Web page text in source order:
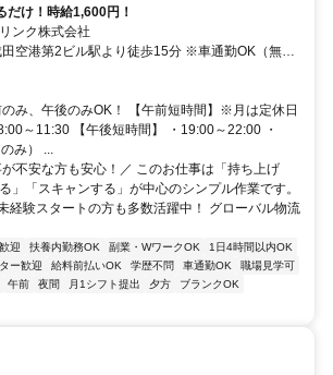
だけ！時給1,600円！
ンク株式会社
空港第2ビル駅より徒歩15分 ※車通勤OK（無料
み、午後のみOK！ 【午前短時間】※月は定休日
～11:30 【午後短時間】 ・19:00～22:00 ・
み） ...
不安な方も安心！／ このお仕事は「持ち上げ
」「スキャンする」が中心のシンプル作業です。
経験スタートの方も多数活躍中！ グローバル物流
迎 扶養内勤務OK 副業・WワークOK
1日4時間以内OK
ー歓迎 給料前払いOK 学歴不問 車通勤OK
職場見学可
午前 夜間 月1シフト提出 夕方
ブランクOK